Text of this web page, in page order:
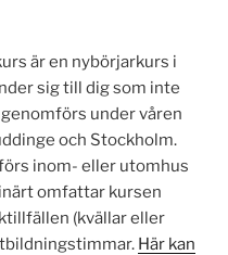
är en nybörjarkurs i
sig till dig som inte
under våren
och Stockholm.
inom- eller utomhus
omfattar kursen
(kvällar eller
Här kan